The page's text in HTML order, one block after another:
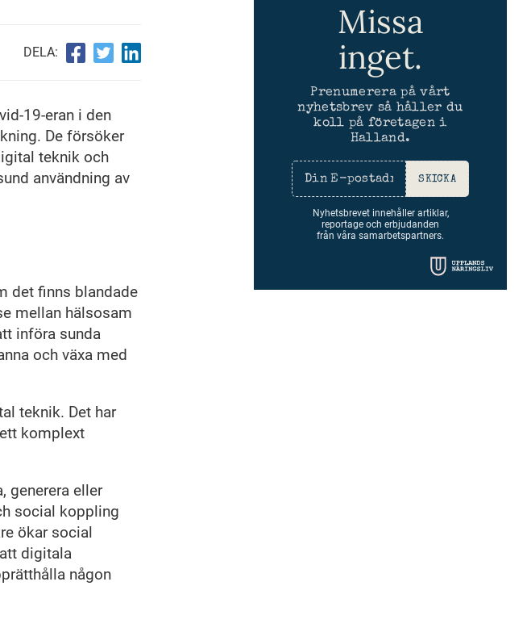
DELA:
19-eran i den
De försöker
teknik och
användning av
det finns blandade
mellan hälsosam
införa sunda
och växa med
teknik. Det har
komplext
generera eller
social koppling
ökar social
digitala
någon
Missa
inget.
Prenumerera på vårt
nyhetsbrev så håller du
koll på företagen i
Halland.
SKICKA
Nyhetsbrevet innehåller artiklar,
reportage och erbjudanden
från våra samarbetspartners.